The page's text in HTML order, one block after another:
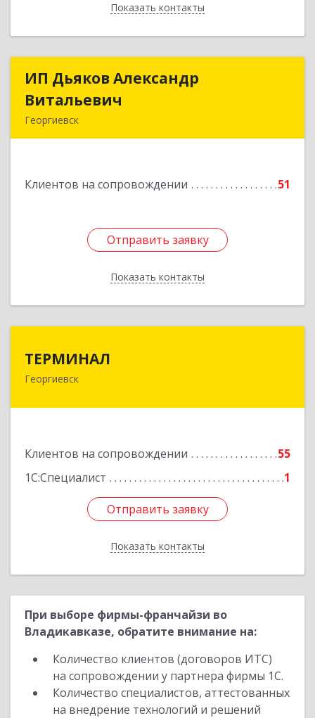
Показать контакты
Назад
ИП Дьяков Александр
Витальевич
Георгиевск
Клиентов на сопровождении 51
Отправить заявку
Показать контакты
ИП Дьяков Александр
Отправить заявку
Назад
ТЕРМИНАЛ
Георгиевск
Клиентов на сопровождении
55
1С:Специалист
1
Отправить заявку
Показать контакты
357820, Ставропольский край, Георгиевск г,
Отправить заявку
Назад
При выборе фирмы-франчайзи во
Владикавказе, обратите внимание на:
Количество клиентов (договоров ИТС)
на сопровождении у партнера фирмы 1С.
Количество специалистов, аттестованных
на внедрение технологий и решений